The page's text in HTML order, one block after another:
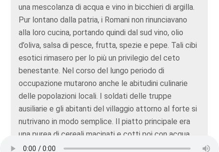
una mescolanza di acqua e vino in bicchieri di argilla.
Pur lontano dalla patria, i Romani non rinunciavano
alla loro cucina, portando quindi dal sud vino, olio
d’oliva, salsa di pesce, frutta, spezie e pepe. Tali cibi
esotici rimasero per lo più un privilegio del ceto
benestante. Nel corso del lungo periodo di
occupazione mutarono anche le abitudini culinarie
delle popolazioni locali. I soldati delle truppe
ausiliarie e gli abitanti del villaggio attorno al forte si
nutrivano in modo semplice. Il piatto principale era
una purea di cereali macinati e cotti poi con acqua.
Con il mortaio si preparavano poi le misture di spezie